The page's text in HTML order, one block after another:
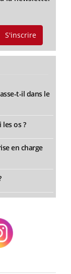
S'inscrire
t-il dans le
os ?
en charge